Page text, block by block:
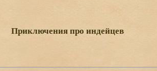
Приключения про индейцев